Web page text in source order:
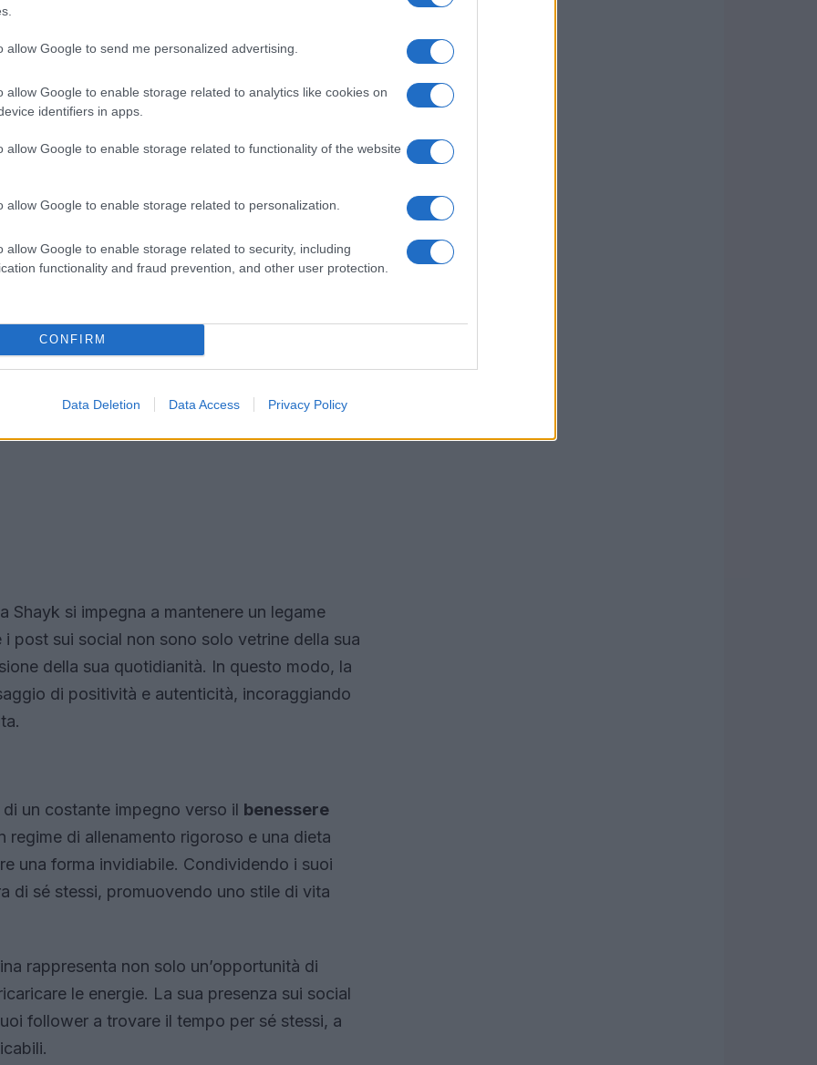
allow Google to send me personalized advertising.
allow Google to enable storage related to analytics like cookies on
identifiers in apps.
allow Google to enable storage related to functionality of the website
allow Google to enable storage related to personalization.
allow Google to enable storage related to security, including
functionality and fraud prevention, and other user protection.
CONFIRM
Data Deletion Data Access Privacy Policy
non solo il
cappelli di pagliaaiocchiali da sole, ogni
e praticità. Irina dimostra come sia
vacanza, combinando comfort e stile in
Shayk si impegna a mantenere un legame
post sui social non sono solo vetrine della sua
della sua quotidianità. In questo modo, la
di positività e autenticità, incoraggiando
un costante impegno verso il benessere
regime di allenamento rigoroso e una dieta
una forma invidiabile. Condividendo i suoi
di sé stessi, promuovendo uno stile di vita
rappresenta non solo un’opportunità di
le energie. La sua presenza sui social
follower a trovare il tempo per sé stessi, a